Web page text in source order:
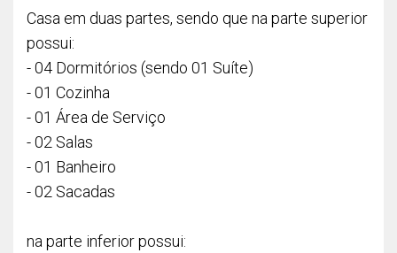
Casa em duas partes, sendo que na parte superior
possui:
- 04 Dormitórios (sendo 01 Suíte)
- 01 Cozinha
- 01 Área de Serviço
- 02 Salas
- 01 Banheiro
- 02 Sacadas
na parte inferior possui: